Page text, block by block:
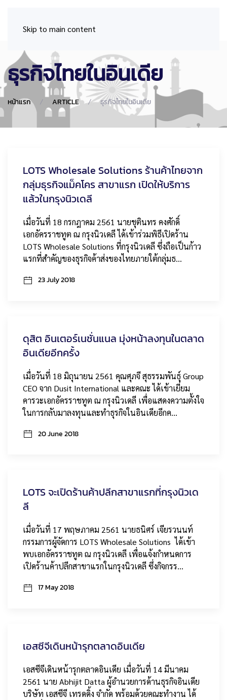
Skip to main content
ธุรกิจไทยในอินเดีย
หน้าแรก ARTICLE ธุรกิจไทยในอินเดีย
LOTS Wholesale Solutions ร้านค้าไทยจาก
กลุ่มธุรกิจแม็คโคร สาขาแรก เปิดให้บริการ
แล้วในกรุงนิวเดลี
เมื่อวันที่ 18 กรกฎาคม 2561 นายชุตินทร คงศักดิ์
เอกอัครราชทูต ณ กรุงนิวเดลี ได้เข้าร่วมพิธีเปิดร้าน
LOTS Wholesale Solutions ที่กรุงนิวเดลี ซึ่งถือเป็นก้าว
แรกที่สำคัญของธุรกิจค้าส่งของไทยภายใต้กลุ่มธ…
23 July 2018
ดุสิต อินเตอร์เนชั่นแนล มุ่งหน้าลงทุนในตลาด
อินเดียอีกครั้ง
เมื่อวันที่ 18 มิถุนายน 2561 คุณศุภจี สุธรรมพันธุ์ Group
CEO จาก Dusit International และคณะ ได้เข้าเยี่ยม
คารวะเอกอัครราชทูต ณ กรุงนิวเดลี เพื่อแสดงความตั้งใจ
ในการกลับมาลงทุนและทำธุรกิจในอินเดียอีกค…
20 June 2018
LOTS จะเปิดร้านค้าปลีกสาขาแรกที่กรุงนิวเด
ลี
เมื่อวันที่ 17 พฤษภาคม 2561 นายธนิศร์ เจียรวนนท์
กรรมการผู้จัดการ LOTS Wholesale Solutions ได้เข้า
พบเอกอัครราชทูต ณ กรุงนิวเดลี เพื่อแจ้งกำหนดการ
เปิดร้านค้าปลีกสาขาแรกในกรุงนิวเดลี ซึ่งกิจกรร…
17 May 2018
เอสซีจีเดินหน้ารุกตลาดอินเดีย
เอสซีจีเดินหน้ารุกตลาดอินเดีย เมื่อวันที่ 14 มีนาคม
2561 นาย Abhijit Datta ผู้อำนวยการด้านธุรกิจอินเดีย
บริษัท เอสซีจี เทรดดิ้ง จำกัด พร้อมด้วยคณะทำงาน ได้